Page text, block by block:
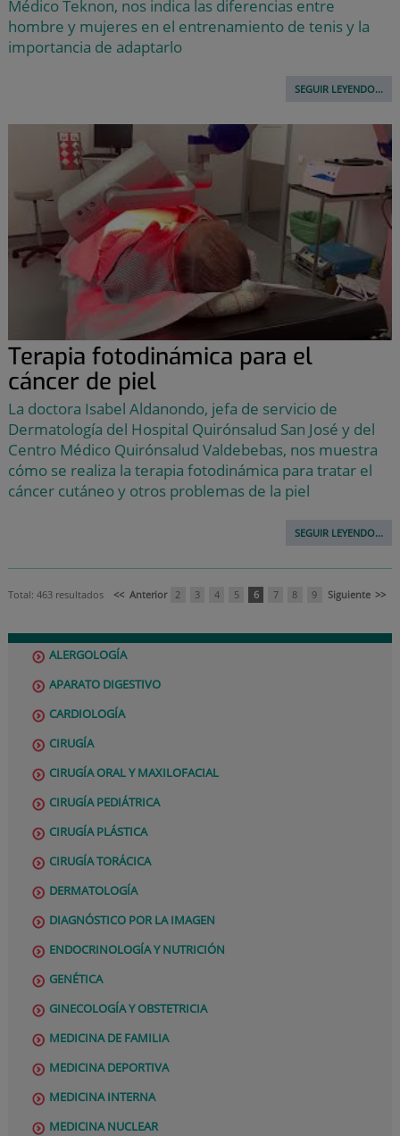
Médico Teknon, nos indica las diferencias entre
hombre y mujeres en el entrenamiento de tenis y la
importancia de adaptarlo
SEGUIR LEYENDO...
Terapia fotodinámica para el
cáncer de piel
La doctora Isabel Aldanondo, jefa de servicio de
Dermatología del Hospital Quirónsalud San José y del
Centro Médico Quirónsalud Valdebebas, nos muestra
cómo se realiza la terapia fotodinámica para tratar el
cáncer cutáneo y otros problemas de la piel
SEGUIR LEYENDO...
Total: 463 resultados << Anterior 2 3 4 5 6 7 8 9 Siguiente >>
ALERGOLOGÍA
APARATO DIGESTIVO
CARDIOLOGÍA
CIRUGÍA
CIRUGÍA ORAL Y MAXILOFACIAL
CIRUGÍA PEDIÁTRICA
CIRUGÍA PLÁSTICA
CIRUGÍA TORÁCICA
DERMATOLOGÍA
DIAGNÓSTICO POR LA IMAGEN
ENDOCRINOLOGÍA Y NUTRICIÓN
GENÉTICA
GINECOLOGÍA Y OBSTETRICIA
MEDICINA DE FAMILIA
MEDICINA DEPORTIVA
MEDICINA INTERNA
MEDICINA NUCLEAR